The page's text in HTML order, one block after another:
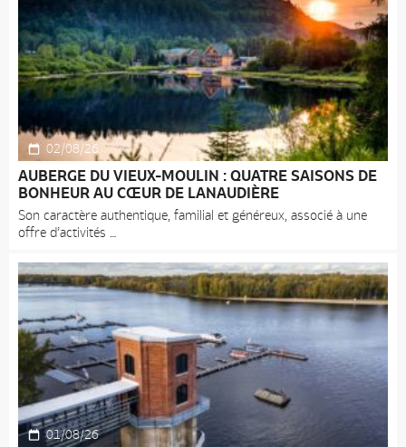
02/08/26
AUBERGE DU VIEUX-MOULIN : QUATRE SAISONS DE
BONHEUR AU CŒUR DE LANAUDIÈRE
Son caractère authentique, familial et généreux, associé à une
offre d’activités
01/08/26